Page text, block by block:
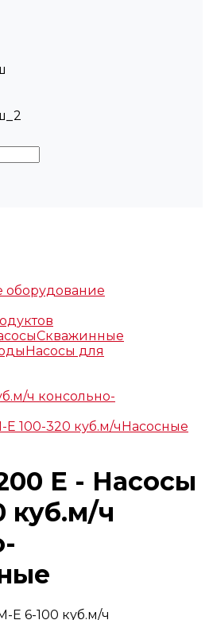
оборудование
Скважинные
Насосы для
ч консольно-
Е 100-320 куб.м/чНасосные
Е - Насосы
куб.м/ч